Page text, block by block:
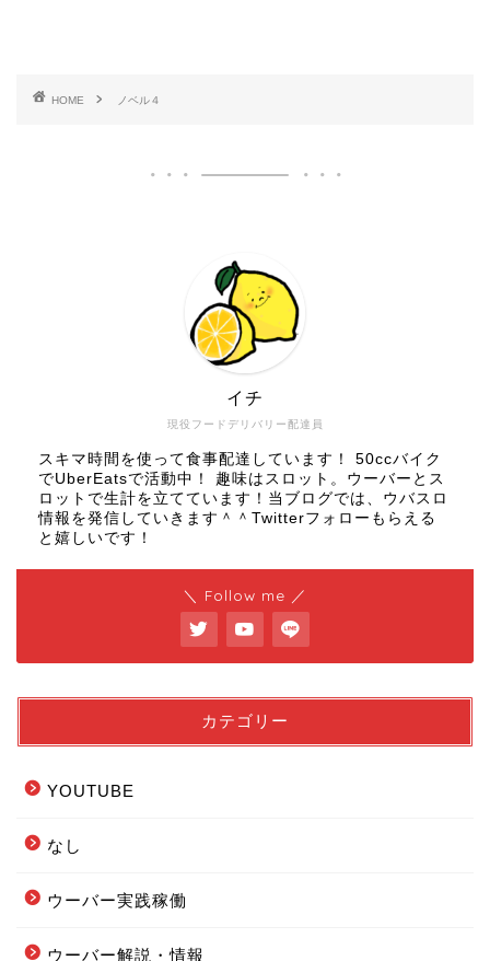
HOME ノベル４
現役フードデリバリー配達員
イチ
スキマ時間を使って食事配達しています！ 50ccバイク
でUberEatsで活動中！ 趣味はスロット。ウーバーとス
ロットで生計を立てています！当ブログでは、ウバスロ
情報を発信していきます＾＾Twitterフォローもらえる
と嬉しいです！
＼ Follow me ／
カテゴリー
YOUTUBE
なし
ウーバー実践稼働
ウーバー解説・情報